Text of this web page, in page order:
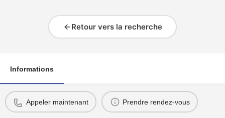
Retour vers la recherche
Informations
Appeler maintenant Prendre rendez-vous